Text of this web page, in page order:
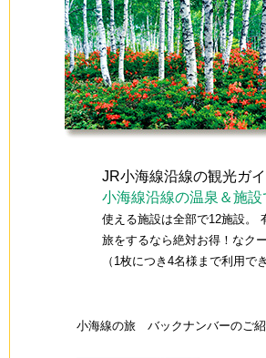
JR小海線沿線の観光ガ
小海線沿線の温泉＆施
使える施設は全部で12施設。
旅をするなら絶対お得！なク
（1枚につき4名様まで利用
小海線の旅 バックナンバーのご